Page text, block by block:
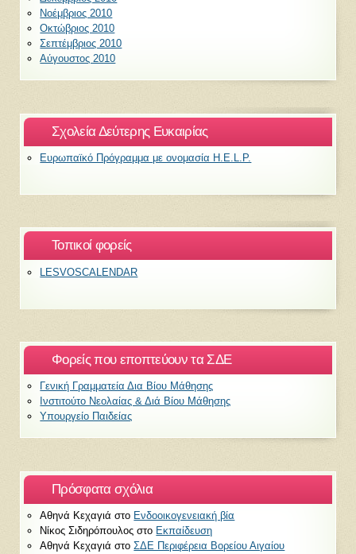
Νοέμβριος 2010
Οκτώβριος 2010
Σεπτέμβριος 2010
Αύγουστος 2010
Σχολεία Δεύτερης Ευκαιρίας
Ευρωπαϊκό Πρόγραμμα με ονομασία H.E.L.P.
Τοπικοί φορείς
LESVOSCALENDAR
Φορείς που εποπτεύουν τα ΣΔΕ
Γενική Γραμματεία Δια Βίου Μάθησης
Ινστιτούτο Νεολαίας & Διά Βίου Μάθησης
Υπουργείο Παιδείας
Πρόσφατα σχόλια
Αθηνά Κεχαγιά στο Ενδοοικογενειακή βία
Νίκος Σιδηρόπουλος στο Εκπαίδευση
Αθηνά Κεχαγιά στοΣΔΕ Περιφέρεια Βορείου Αιγαίου